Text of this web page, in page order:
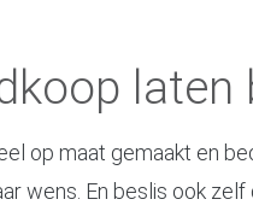
laten
op maat gemaakt en
wens. En beslis ook